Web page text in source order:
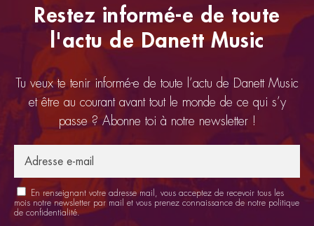
Restez informé-e de toute
l'actu de Danett Music
Tu veux te tenir informé-e de toute l’actu de Danett Music
et être au courant avant tout le monde de ce qui s’y
passe ? Abonne toi à notre newsletter !
En renseignant votre adresse mail, vous acceptez de recevoir tous les
mois notre newsletter par mail et vous prenez connaissance de notre politique
de confidentialité.